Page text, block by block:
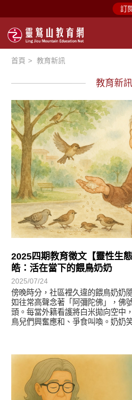
訂
首頁 教育新訊
教育新訊
2025四期教育徵文【靈性生
皓：活在當下的餵鳥奶奶
2025/07/24
傍晚時分，社區裡久違的餵鳥奶奶
如往常高聲念著「阿彌陀佛」，佛
頭。每當外籍看護將白米拋向空中
鳥兒們興奮應和、爭食叫喚。奶奶